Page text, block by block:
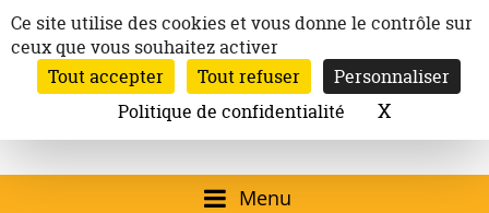
au
contenu
Ville de
Launaguet
Site officiel de la
Mairie de
Launaguet (31140)
Inscription à la newsletter
Email:
Rechercher
Menu
Panneau de gestion des cookies
Ce site utilise des cookies et vous donne le contrôle sur
ceux que vous souhaitez activer
Tout accepter
Tout refuser
Personnaliser
Politique de confidentialité
XMasquer